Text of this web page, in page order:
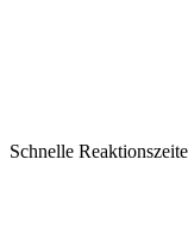
Schnelle